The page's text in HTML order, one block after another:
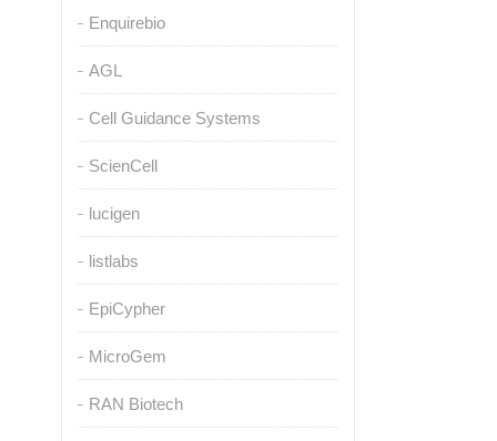
Enquirebio
AGL
Cell Guidance Systems
ScienCell
lucigen
listlabs
EpiCypher
MicroGem
RAN Biotech